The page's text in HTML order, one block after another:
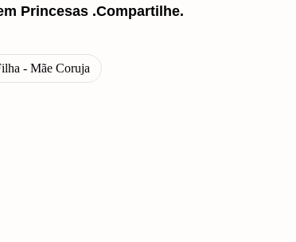
Princesas .Compartilhe.